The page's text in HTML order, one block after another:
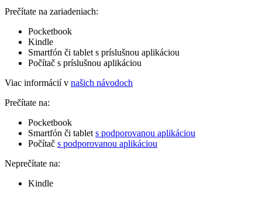
Prečítate na zariadeniach:
Pocketbook
Kindle
Smartfón či tablet s príslušnou aplikáciou
Počítač s príslušnou aplikáciou
Viac informácií v našich návodoch
Prečítate na:
Pocketbook
Smartfón či tablet s podporovanou aplikáciou
Počítač s podporovanou aplikáciou
Neprečítate na:
Kindle